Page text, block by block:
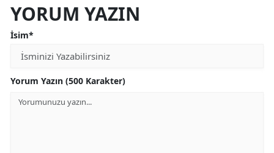
YORUM YAZIN
İsim*
Yorum Yazın (500 Karakter)